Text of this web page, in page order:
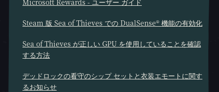
Microsoft Rewards - ユーザー ガイド
Steam 版 Sea of Thieves での DualSense® 機能の有効化
Sea of Thieves が正しい GPU を使用していることを確認
する方法
デッドロックの看守のシップ セットと衣装エモートに関す
るお知らせ